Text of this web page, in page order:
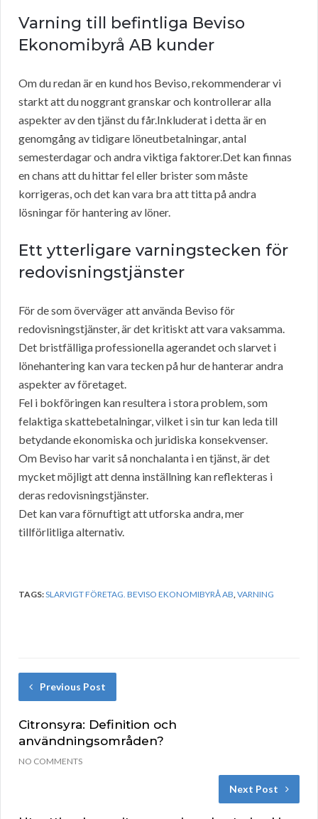
Varning till befintliga Beviso
Ekonomibyrå AB kunder
Om du redan är en kund hos Beviso, rekommenderar vi
starkt att du noggrant granskar och kontrollerar alla
aspekter av den tjänst du får.Inkluderat i detta är en
genomgång av tidigare löneutbetalningar, antal
semesterdagar och andra viktiga faktorer.Det kan finnas
en chans att du hittar fel eller brister som måste
korrigeras, och det kan vara bra att titta på andra
lösningar för hantering av löner.
Ett ytterligare varningstecken för
redovisningstjänster
För de som överväger att använda Beviso för
redovisningstjänster, är det kritiskt att vara vaksamma.
Det bristfälliga professionella agerandet och slarvet i
lönehantering kan vara tecken på hur de hanterar andra
aspekter av företaget.
Fel i bokföringen kan resultera i stora problem, som
felaktiga skattebetalningar, vilket i sin tur kan leda till
betydande ekonomiska och juridiska konsekvenser.
Om Beviso har varit så nonchalanta i en tjänst, är det
mycket möjligt att denna inställning kan reflekteras i
deras redovisningstjänster.
Det kan vara förnuftigt att utforska andra, mer
tillförlitliga alternativ.
TAGS:SLARVIGT FÖRETAG. BEVISO EKONOMIBYRÅ AB,VARNING
Previous Post
Citronsyra: Definition och
användningsområden?
NO COMMENTS
Next Post